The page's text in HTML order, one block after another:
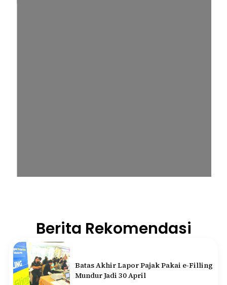
Berita Rekomendasi
Batas Akhir Lapor Pajak Pakai e-Filling
Mundur Jadi 30 April